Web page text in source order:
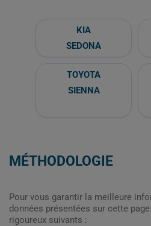
KIA
SEDONA
TOYOTA
SIENNA
MÉTHODOLOGIE
Pour vous garantir la meilleure
données présentées sur cette
rigoureux suivants :